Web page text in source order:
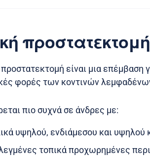
προστατεκτομή
προστατεκτομή είναι μια
φορές των κοντινών
πιο συχνά σε άνδρες με:
υψηλού, ενδιάμεσου και υψηλού
τοπικά προχωρημένες